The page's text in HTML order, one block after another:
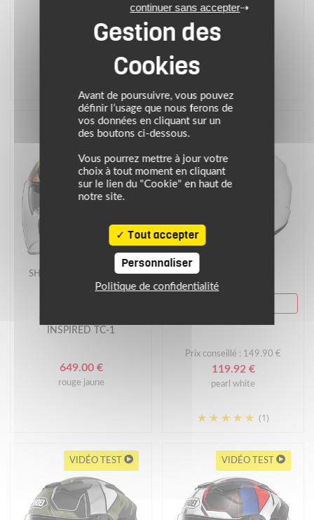
199.00 € 169.00 €
VIDÉO TEST
SHOEI
INSPIRED TC-1
649.00 €
rouge jaune
HJC
Prix conseillé : 149.90 €
119.92 €
pearl white
(1)
VIDÉO TEST VIDÉO TEST
Avant de poursuivre, vous pouvez
définir l’usage que nous ferons de
vos données en cliquant sur un
des boutons ci-dessous.
Vous pourrez mettre à jour votre
choix à tout moment en cliquant
sur le lien du "Cookie" en haut de
notre site.
Tout accepter
continuer sans accepter
Personnaliser
Politique de confidentialité